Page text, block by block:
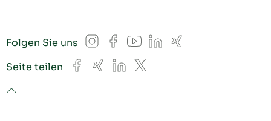
Folgen Sie uns Instagram
Facebook
YouTube
LinkedIn
Xing
Seite teilen Facebook
XingLinkedIn
X
to top